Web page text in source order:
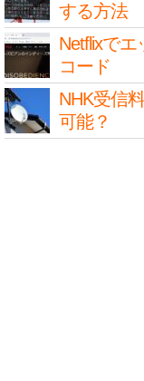
する方法
Netflixで
コード
NHK受信
可能？